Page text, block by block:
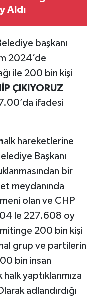
Aldı
başkanı
2024’de
ile 200 bin kişi
ÇIKIYORUZ
ifadesi
halk hareketlerine
Başkanı
bir
meydanında
olan ve CHP
le 227.608 oy
mitinge 200 bin kişi
grup ve partilerin
bin insan
yaptıklarımıza
adlandırdığı